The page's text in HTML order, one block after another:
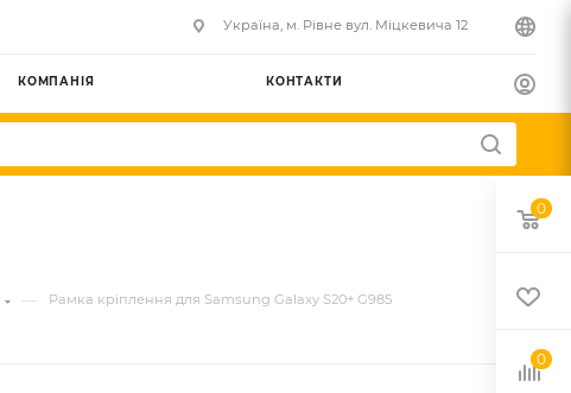
Українa, м. Рівне вул. Міцкевича 12
КОМПАНІЯ КОНТАКТИ
— Рамка кріплення для Samsung Galaxy S20+ G985
0
0